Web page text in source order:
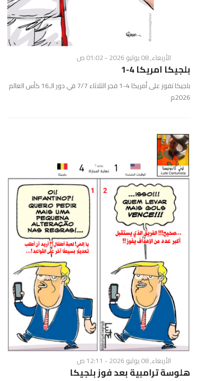
الأربعاء, 08 يوليو 2026 - 01:02 ص
بلجيكا امريكا 4-1
بلجيكا تفوز على أمريكا 4-1 فجر الثلاثاء 7/7 في دور الـ16 كأس العالم
2026م
الأربعاء, 08 يوليو 2026 - 12:11 ص
هلوسة ترامبية بعد فوز بلجيكا